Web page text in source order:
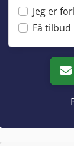
Jeg er
Få